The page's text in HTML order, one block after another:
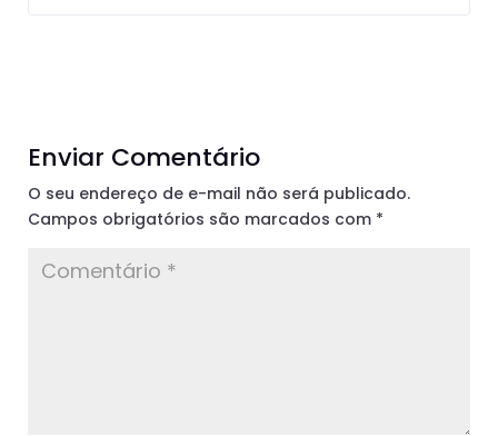
Enviar Comentário
O seu endereço de e-mail não será publicado.
Campos obrigatórios são marcados com *